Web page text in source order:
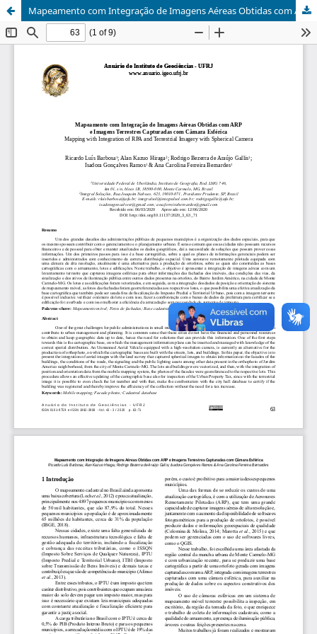
Mapeamento com Integração de Imagens Aéreas Obtidas com ARP e Imagens Terrestres Capturadas com Câmara Esférica